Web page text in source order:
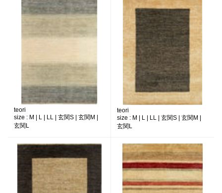
teori
size : M | L | LL | 玄関S | 玄関M |
玄関L
teori
size : M | L | LL | 玄関S | 玄関M |
玄関L